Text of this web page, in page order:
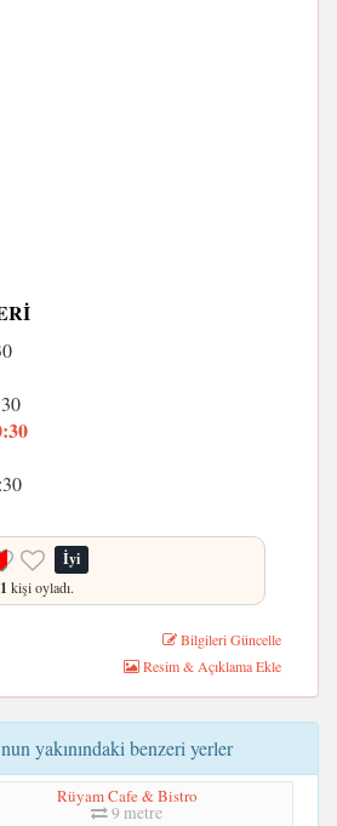
İyi
kişi oyladı.
Bilgileri Güncelle
Resim & Açıklama Ekle
yakınındaki benzeri yerler
Rüyam Cafe & Bistro
9 metre